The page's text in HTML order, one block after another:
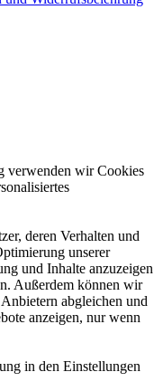
verwenden wir Cookies
deren Verhalten und
unserer
und Inhalte anzuzeigen
Außerdem können wir
abgleichen und
anzeigen, nur wenn
in den Einstellungen